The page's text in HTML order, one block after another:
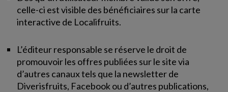
celle-ci est visible des bénéficiaires sur la carte
interactive de Localifruits.
L’éditeur responsable se réserve le droit de
promouvoir les offres publiées sur le site via
d’autres canaux tels que la newsletter de
Diverisfruits, Facebook ou d’autres publications,